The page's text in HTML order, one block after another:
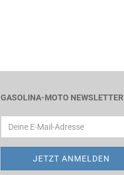
GASOLINA-MOTO NEWSLETTER